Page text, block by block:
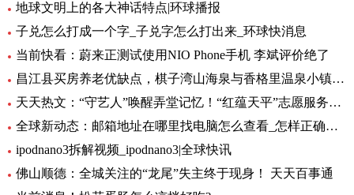
地球文明上的各大神话特点|环球播报
子兑怎么打成一个字_子兑字怎么打出来_环球快消息
当前快看：蔚来正测试使用NIO Phone手机 李斌评价绝了
昌江县买房养老优缺点，棋子湾山海泉与香格里温泉小镇养老生活成本对比！-全球今亮点
天天热文：“守艺人”唤醒弄堂记忆！“红蕴天平”志愿服务营造项目启动
全球新动态：邮箱地址在哪里找电脑怎么查看_怎样正确填写邮箱地址
ipodnano3拆解视频_ipodnano3|全球快讯
佛山顺德：全城关注的“龙尾”失主终于现身！ 天天百事通